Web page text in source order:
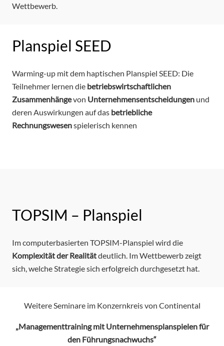
Wettbewerb.
Planspiel SEED
Warming-up mit dem haptischen Planspiel SEED: Die
Teilnehmer lernen die betriebswirtschaftlichen
Zusammenhängevon Unternehmensentscheidungen und
deren Auswirkungen auf das betriebliche
Rechnungswesenspielerisch kennen
TOPSIM – Planspiel
Im computerbasierten TOPSIM-Planspiel wird die
Komplexität der Realitätdeutlich. Im Wettbewerb zeigt
sich, welche Strategie sich erfolgreich durchgesetzt hat.
Weitere Seminare im Konzernkreis von Continental
„Managementtraining mit Unternehmensplanspielen für
den Führungsnachwuchs“